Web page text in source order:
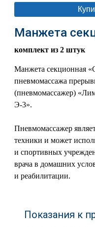
Манжета
комплект из 2 штук
Манжета секционная
пневмомассажа
(пневмомассажер)
Э-3».
Пневмомассажер
техники и может
и спортивных
врача в домашних
и реабилитации.
Показания к